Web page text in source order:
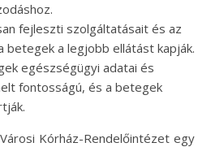
fejleszti szolgáltatásait és az
betegek a legjobb ellátást kapják.
egészségügyi adatai és
fontosságú, és a betegek
Kórház-Rendelőintézet egy